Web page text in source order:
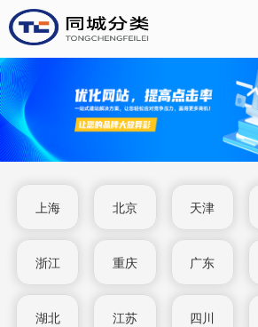
上海 北京 天津
浙江 重庆 广东
湖北 江苏 四川